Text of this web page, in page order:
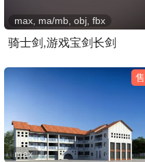
骑士剑,游戏宝剑长剑
max, ma/mb, obj, fbx
售
max